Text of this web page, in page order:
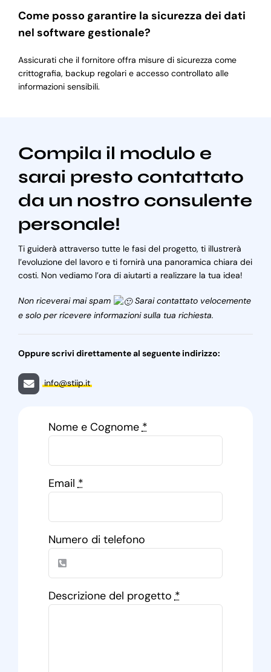
Come posso garantire la sicurezza dei dati
nel software gestionale?
Assicurati che il fornitore offra misure di sicurezza come
crittografia, backup regolari e accesso controllato alle
informazioni sensibili.
Compila il modulo e
sarai presto contattato
da un nostro consulente
personale!
Ti guiderà attraverso tutte le fasi del progetto, ti illustrerà
l’evoluzione del lavoro e ti fornirà una panoramica chiara dei
costi. Non vediamo l’ora di aiutarti a realizzare la tua idea!
Non riceverai mai spam
Sarai contattato velocemente
e solo per ricevere informazioni sulla tua richiesta.
Oppure scrivi direttamente al seguente indirizzo:
info@stiip.it
Nome e Cognome*
Email*
Numero di telefono
Descrizione del progetto*